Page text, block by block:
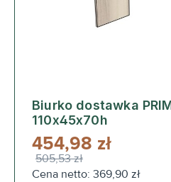
Biurko dostawka
110x45x70h
454,98 zł
505,53 zł
Cena netto: 369,90 zł